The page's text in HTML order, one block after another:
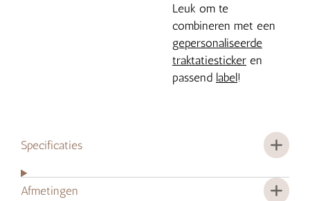
Leuk om te
combineren met een
gepersonaliseerde
traktatiesticker en
passend label!
Specificaties
Afmetingen